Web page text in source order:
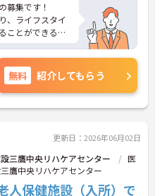
募集です！
、ライフスタイ
ことができる環
ントなど、さら
ご相談くださ
無料 紹介してもらう
更新日：2026年06月02日
三鷹中央リハケアセンター
医
鷹中央リハケアセンター
人保健施設（入所）で